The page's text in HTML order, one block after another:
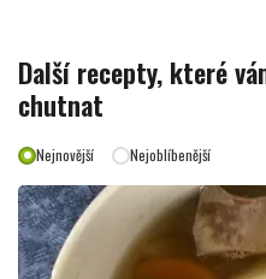
Další recepty, které
chutnat
Nejnovější Nejoblíbenější